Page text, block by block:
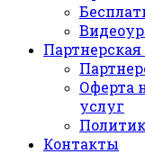
Оферта
услуг
Контакты